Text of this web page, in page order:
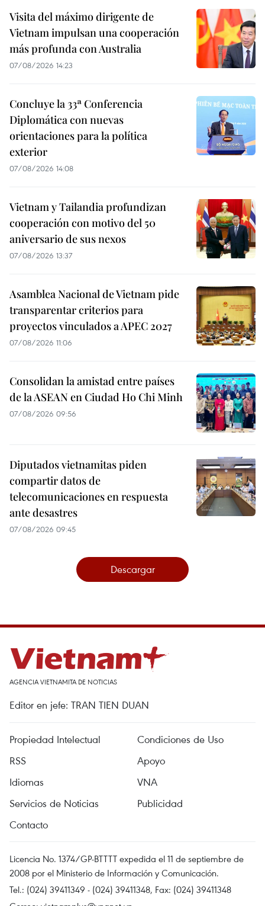
Visita del máximo dirigente de
Vietnam impulsan una cooperación
más profunda con Australia
07/08/2026 14:23
Concluye la 33ª Conferencia
Diplomática con nuevas
orientaciones para la política
exterior
07/08/2026 14:08
Vietnam y Tailandia profundizan
cooperación con motivo del 50
aniversario de sus nexos
07/08/2026 13:37
Asamblea Nacional de Vietnam pide
transparentar criterios para
proyectos vinculados a APEC 2027
07/08/2026 11:06
Consolidan la amistad entre países
de la ASEAN en Ciudad Ho Chi Minh
07/08/2026 09:56
Diputados vietnamitas piden
compartir datos de
telecomunicaciones en respuesta
ante desastres
07/08/2026 09:45
Descargar
AGENCIA VIETNAMITA DE NOTICIAS
Editor en jefe: TRAN TIEN DUAN
Propiedad Intelectual
Condiciones de Uso
RSS
Apoyo
Idiomas
VNA
Servicios de Noticias
Publicidad
Contacto
Licencia No. 1374/GP-BTTTT expedida el 11 de septiembre de
2008 por el Ministerio de Información y Comunicación.
Tel.: (024) 39411349 - (024) 39411348, Fax: (024) 39411348